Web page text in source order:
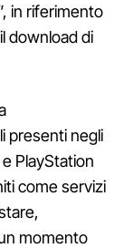
in riferimento
download di
presenti negli
PlayStation
come servizi
momento